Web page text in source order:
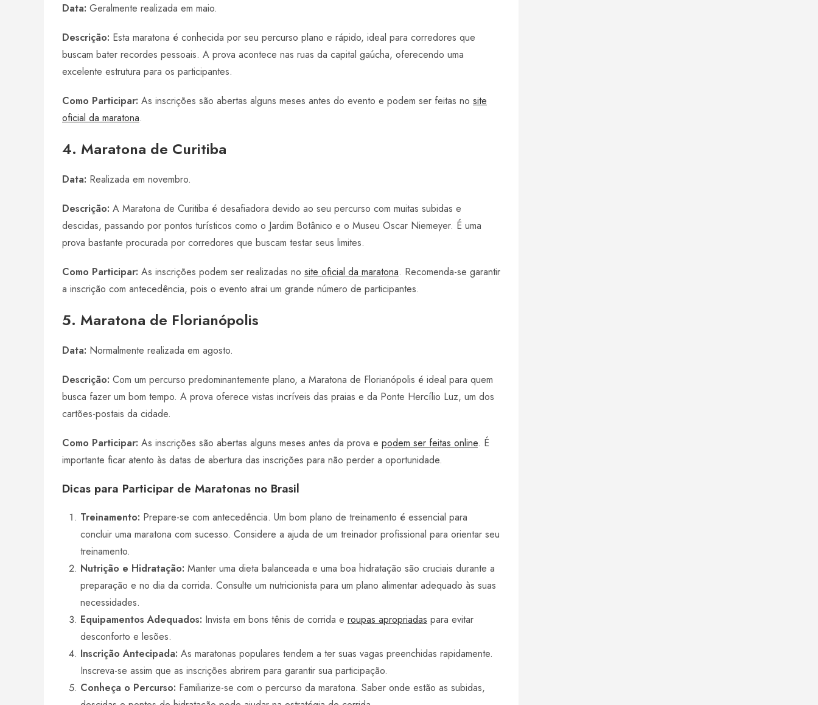
Data: Geralmente realizada em maio.
Descrição: Esta maratona é conhecida por seu percurso plano e rápido, ideal para corredores que
buscam bater recordes pessoais. A prova acontece nas ruas da capital gaúcha, oferecendo uma
excelente estrutura para os participantes.
Como Participar: As inscrições são abertas alguns meses antes do evento e podem ser feitas no site
oficial da maratona.
4. Maratona de Curitiba
Data: Realizada em novembro.
Descrição: A Maratona de Curitiba é desafiadora devido ao seu percurso com muitas subidas e
descidas, passando por pontos turísticos como o Jardim Botânico e o Museu Oscar Niemeyer. É uma
prova bastante procurada por corredores que buscam testar seus limites.
Como Participar: As inscrições podem ser realizadas no site oficial da maratona. Recomenda-se garantir
a inscrição com antecedência, pois o evento atrai um grande número de participantes.
5. Maratona de Florianópolis
Data: Normalmente realizada em agosto.
Descrição: Com um percurso predominantemente plano, a Maratona de Florianópolis é ideal para quem
busca fazer um bom tempo. A prova oferece vistas incríveis das praias e da Ponte Hercílio Luz, um dos
cartões-postais da cidade.
Como Participar: As inscrições são abertas alguns meses antes da prova e podem ser feitas online. É
importante ficar atento às datas de abertura das inscrições para não perder a oportunidade.
Dicas para Participar de Maratonas no Brasil
Treinamento: Prepare-se com antecedência. Um bom plano de treinamento é essencial para
concluir uma maratona com sucesso. Considere a ajuda de um treinador profissional para orientar seu
treinamento.
Nutrição e Hidratação: Manter uma dieta balanceada e uma boa hidratação são cruciais durante a
preparação e no dia da corrida. Consulte um nutricionista para um plano alimentar adequado às suas
necessidades.
Equipamentos Adequados: Invista em bons tênis de corrida e roupas apropriadas para evitar
desconforto e lesões.
Inscrição Antecipada: As maratonas populares tendem a ter suas vagas preenchidas rapidamente.
Inscreva-se assim que as inscrições abrirem para garantir sua participação.
Conheça o Percurso: Familiarize-se com o percurso da maratona. Saber onde estão as subidas,